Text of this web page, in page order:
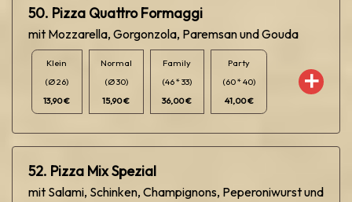
50. Pizza Quattro Formaggi
mit Mozzarella, Gorgonzola, Paremsan und Gouda
Klein
(Ø 26)
13,90 €
Normal
(Ø 30)
15,90 €
Family
(46 * 33)
36,00 €
Party
(60 * 40)
41,00 €
52. Pizza Mix Spezial
mit Salami, Schinken, Champignons, Peperoniwurst und